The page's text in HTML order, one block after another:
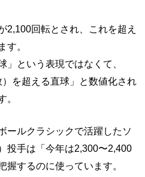
2,100回転とされ、これを超え
す。
」という表現ではなくて、
）を超える直球」と数値化され
。
ールクラシックで活躍したソ
投手は「今年は2,300〜2,400
握するのに使っています。